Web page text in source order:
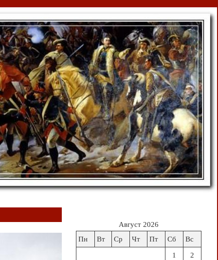
Август 2026
Пн
Вт Ср Чт Пт Сб Вс
1 2